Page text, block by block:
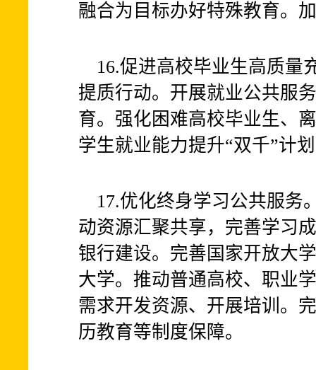
融合为目标办好特殊教育。
16.促进高校毕业生高质量
提质行动。开展就业公共服
育。强化困难高校毕业生、
学生就业能力提升“双千”计
17.优化终身学习公共服务
动资源汇聚共享，完善学习
银行建设。完善国家开放大
大学。推动普通高校、职业
需求开发资源、开展培训。
历教育等制度保障。